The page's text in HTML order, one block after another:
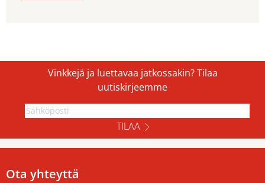
Vinkkejä ja luettavaa jatkossakin? Tilaa
uutiskirjeemme
TILAA
Ota yhteyttä